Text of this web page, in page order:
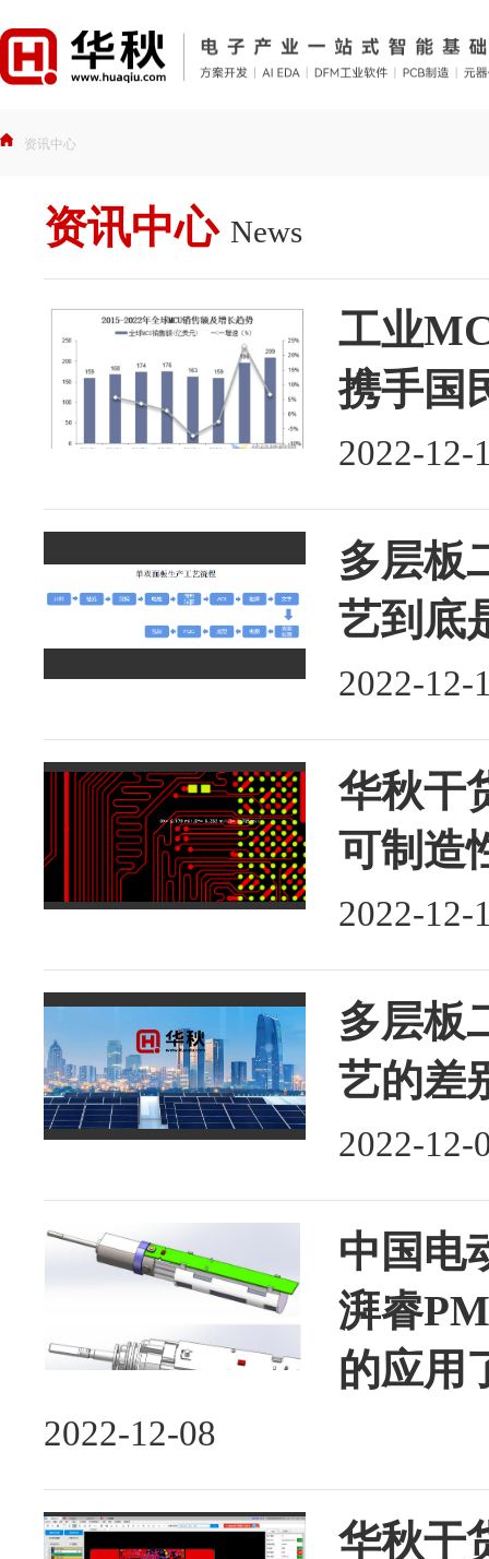
资讯中心
资讯中心 News
工业
携手国
2022-12-
多层板
艺到底
2022-12-
华秋干
可制造
2022-12-
多层板
艺的差
2022-12-
中国电
湃睿
的应用
2022-12-08
华秋干